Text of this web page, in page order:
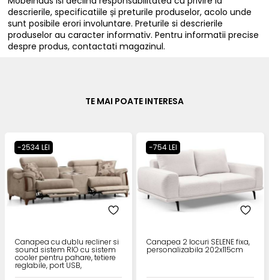
descrierile, specificatiile și preturile produselor, acolo unde
sunt posibile erori involuntare. Preturile si descrierile
produselor au caracter informativ. Pentru informatii precise
despre produs, contactati magazinul.
TE MAI POATE INTERESA
-2534 LEI
Canapea cu dublu recliner si
sound sistem RIO cu sistem
cooler pentru pahare, tetiere
reglabile, port USB,
personalizabila 260x100cm
-754 LEI
Canapea 2 locuri SELENE fixa,
personalizabila 202x115cm